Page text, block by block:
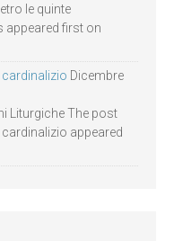
le quinte
appeared first on
cardinalizio Dicembre
Liturgiche The post
appeared